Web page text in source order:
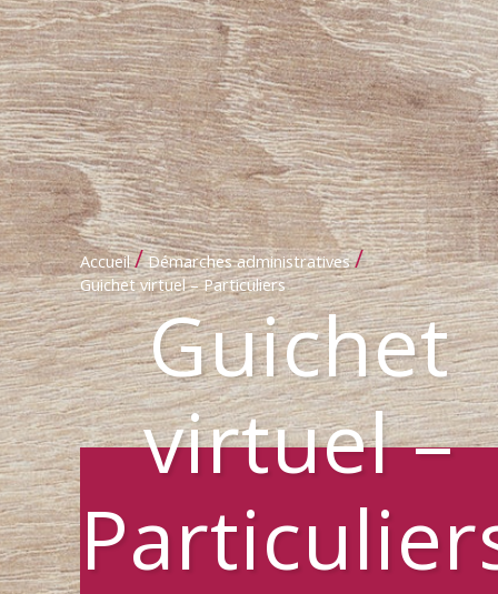
Accueil / Démarches administratives /
Guichet virtuel – Particuliers
Guichet
virtuel –